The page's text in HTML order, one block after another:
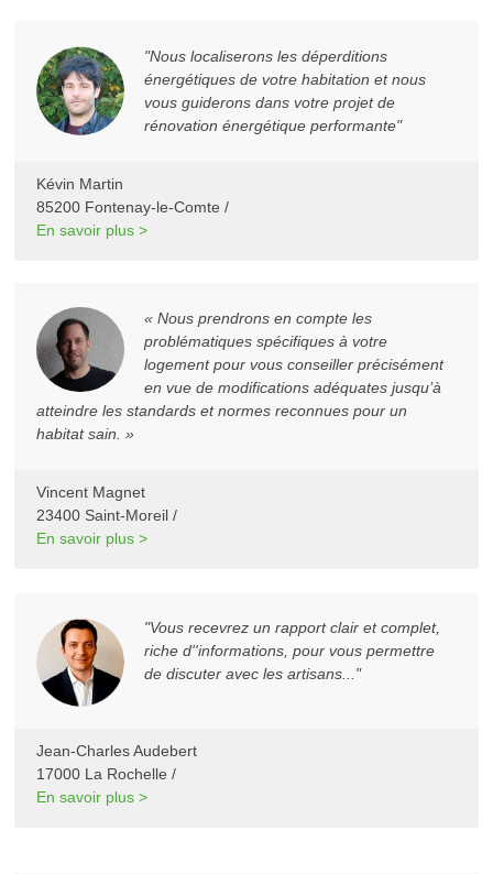
"Nous localiserons les déperditions
énergétiques de votre habitation et nous
vous guiderons dans votre projet de
rénovation énergétique performante"
Kévin Martin
85200 Fontenay-le-Comte /
En savoir plus >
« Nous prendrons en compte les
problématiques spécifiques à votre
logement pour vous conseiller précisément
en vue de modifications adéquates jusqu’à
atteindre les standards et normes reconnues pour un
habitat sain. »
Vincent Magnet
23400 Saint-Moreil /
En savoir plus >
"Vous recevrez un rapport clair et complet,
riche d''informations, pour vous permettre
de discuter avec les artisans..."
Jean-Charles Audebert
17000 La Rochelle /
En savoir plus >